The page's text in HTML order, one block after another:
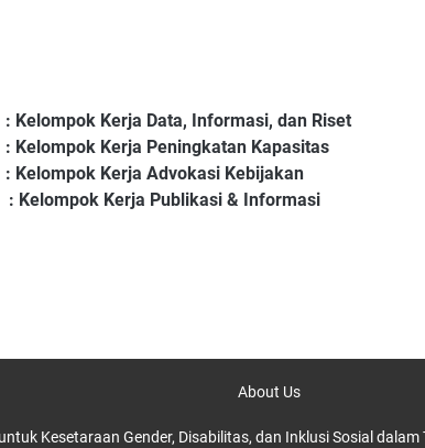
: Kelompok Kerja Data, Informasi, dan Riset
: Kelompok Kerja Peningkatan Kapasitas
: Kelompok Kerja Advokasi Kebijakan
: Kelompok Kerja Publikasi & Informasi
About Us
Kesetaraan Gender, Disabilitas, dan Inklusi Sosial